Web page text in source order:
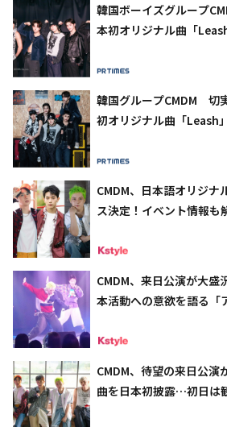
韓国ボーイズグループ
本初オリジナル曲「
韓国グループCMDM 切
初オリジナル曲「Leash
CMDM、日本語オリジナ
ス決定！イベント情報も
CMDM、来日公演が大
本活動への意欲を語る「
CMDM、待望の来日公演
曲を日本初披露…初日は